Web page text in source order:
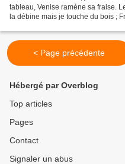
tableau, Venise ramène sa fraise.
la débine mais je touche du bois ;
< Page précédente
Hébergé par Overblog
Top articles
Pages
Contact
Signaler un abus